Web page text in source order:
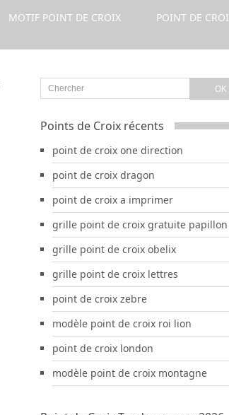
MOTIF POINT DE CROIX POINT DE
Points de Croix récents
point de croix one direction
point de croix dragon
point de croix a imprimer
grille point de croix gratuite papillon
grille point de croix obelix
grille point de croix lettres
point de croix zebre
modèle point de croix roi lion
point de croix london
modèle point de croix montagne